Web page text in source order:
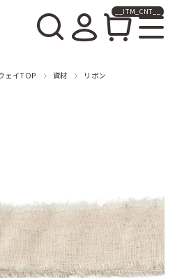
__ITM_CNT__
ェイTOP 資材 リボン